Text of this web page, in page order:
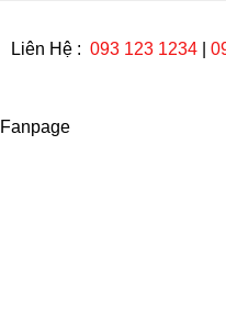
Liên Hệ : 093 123 1234
Fanpage